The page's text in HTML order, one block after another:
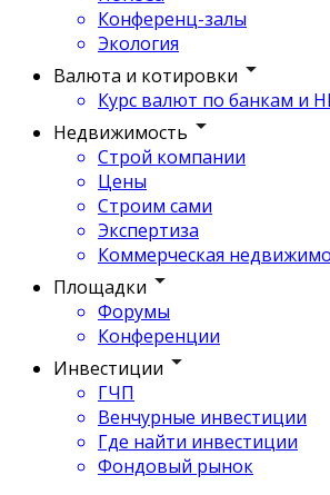
Конференц-залы
Экология
Валюта и котировки
Курс валют по банкам и
Недвижимость
Строй компании
Цены
Строим сами
Экспертиза
Коммерческая
Площадки
Форумы
Конференции
Инвестиции
ГЧП
Венчурные инвестиции
Где найти инвестиции
Фондовый рынок